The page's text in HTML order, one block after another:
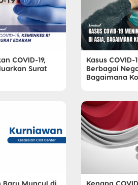
COVID-19,
Surat
Kasus
Berbagai
Bagaimana
Baru Muncul di
Kenapa